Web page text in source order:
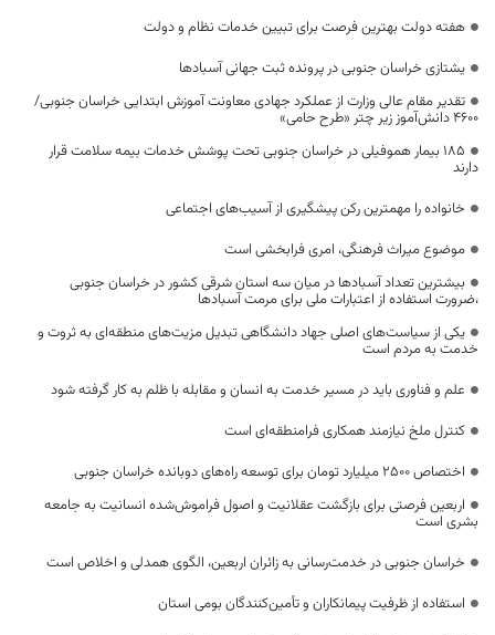
هفته دولت بهترین فرصت برای تبیین خدمات نظام و دولت
یشتازی خراسان جنوبی در پرونده ثبت جهانی آسبادها
تقدیر مقام عالی وزارت از عملکرد جهادی معاونت آموزش ابتدایی خراسان جنوبی/
۴۶۰۰ دانش‌آموز زیر چتر «طرح حامی»
۱۸۵ بیمار هموفیلی در خراسان جنوبی تحت پوشش خدمات بیمه سلامت قرار
دارند
خانواده را مهمترین رکن پیشگیری از آسیب‌های اجتماعی
موضوع میراث فرهنگی، امری فرابخشی است
بیشترین تعداد آسبادها در میان سه استان شرقی کشور در خراسان جنوبی
،ضرورت استفاده از اعتبارات ملی برای مرمت آسبادها
یکی از سیاست‌های اصلی جهاد دانشگاهی تبدیل مزیت‌های منطقه‌ای به ثروت و
خدمت به مردم است
علم و فناوری باید در مسیر خدمت به انسان و مقابله با ظلم به کار گرفته شود
کنترل ملخ نیازمند همکاری فرامنطقه‌ای است
اختصاص 2500 میلیارد تومان برای توسعه راه‌های دوبانده خراسان جنوبی
اربعین فرصتی برای بازگشت عقلانیت و اصول فراموش‌شده انسانیت به جامعه
بشری است
خراسان جنوبی در خدمت‌رسانی به زائران اربعین، الگوی همدلی و اخلاص است
استفاده از ظرفیت پیمانکاران و تأمین‌کنندگان بومی استان